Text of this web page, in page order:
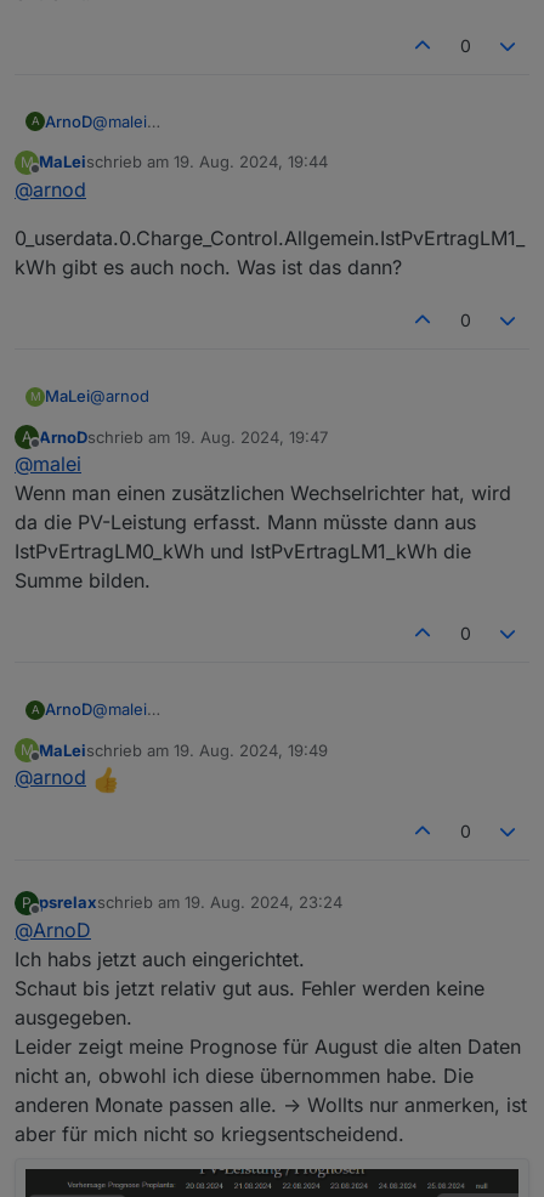
0
A ArnoD@malei
0_userdata.0.Charge_Control.Allgemein.IstPv
M
Offline
MaLeischrieb am 19. Aug. 2024, 19:44
zuletzt editiert von
@arnod
0_userdata.0.Charge_Control.Allgemein.IstPvErtragLM1_
kWh gibt es auch noch. Was ist das dann?
0
M MaLei@arnod
0_userdata.0.Charge_Control.Allgemein.IstPvErtragLM1_k
A
Offline
ArnoDschrieb am 19. Aug. 2024, 19:47
zuletzt editiert von
@malei
Wenn man einen zusätzlichen Wechselrichter hat, wird
da die PV-Leistung erfasst. Mann müsste dann aus
IstPvErtragLM0_kWh und IstPvErtragLM1_kWh die
Summe bilden.
0
A ArnoD@malei
da die PV-Leistung erfasst. Mann müsste dann aus
IstPvErtragLM0_kWh und IstPvErtragLM1_kWh die
M
Offline
MaLeischrieb am 19. Aug. 2024, 19:49
zuletzt editiert von
@arnod
0
P
Offline
psrelaxschrieb am 19. Aug. 2024, 23:24
zuletzt editiert von
@ArnoD
Ich habs jetzt auch eingerichtet.
Schaut bis jetzt relativ gut aus. Fehler werden keine
ausgegeben.
Leider zeigt meine Prognose für August die alten Daten
nicht an, obwohl ich diese übernommen habe. Die
anderen Monate passen alle. -> Wollts nur anmerken, ist
aber für mich nicht so kriegsentscheidend.